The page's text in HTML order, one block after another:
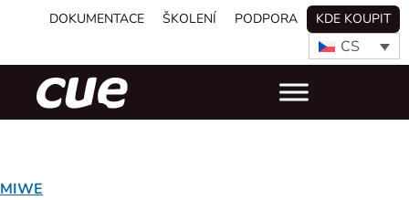
DOKUMENTACE ŠKOLENÍ PODPORA KDE KOUPIT
CS
MIWE